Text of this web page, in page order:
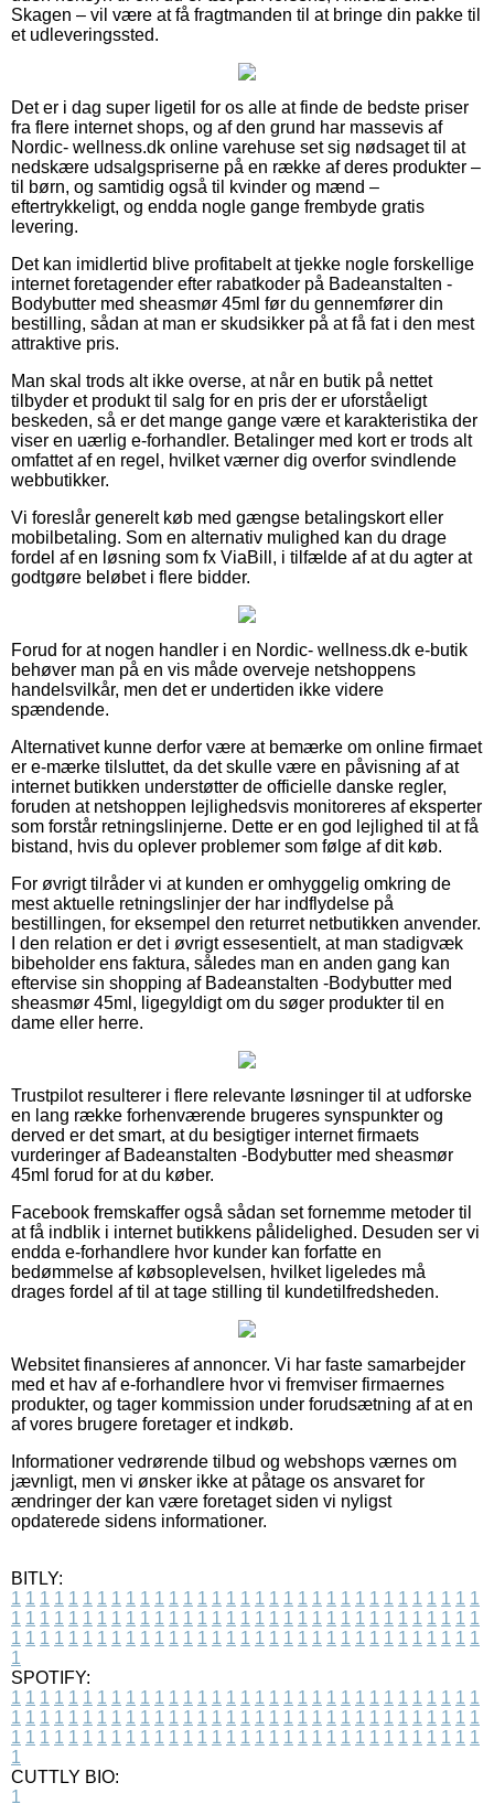
Skagen – vil være at få fragtmanden til at bringe din pakke til
et udleveringssted.
Det er i dag super ligetil for os alle at finde de bedste priser
fra flere internet shops, og af den grund har massevis af
Nordic- wellness.dk online varehuse set sig nødsaget til at
nedskære udsalgspriserne på en række af deres produkter –
til børn, og samtidig også til kvinder og mænd –
eftertrykkeligt, og endda nogle gange frembyde gratis
levering.
Det kan imidlertid blive profitabelt at tjekke nogle forskellige
internet foretagender efter rabatkoder på Badeanstalten -
Bodybutter med sheasmør 45ml før du gennemfører din
bestilling, sådan at man er skudsikker på at få fat i den mest
attraktive pris.
Man skal trods alt ikke overse, at når en butik på nettet
tilbyder et produkt til salg for en pris der er uforståeligt
beskeden, så er det mange gange være et karakteristika der
viser en uærlig e-forhandler. Betalinger med kort er trods alt
omfattet af en regel, hvilket værner dig overfor svindlende
webbutikker.
Vi foreslår generelt køb med gængse betalingskort eller
mobilbetaling. Som en alternativ mulighed kan du drage
fordel af en løsning som fx ViaBill, i tilfælde af at du agter at
godtgøre beløbet i flere bidder.
Forud for at nogen handler i en Nordic- wellness.dk e-butik
behøver man på en vis måde overveje netshoppens
handelsvilkår, men det er undertiden ikke videre
spændende.
Alternativet kunne derfor være at bemærke om online firmaet
er e-mærke tilsluttet, da det skulle være en påvisning af at
internet butikken understøtter de officielle danske regler,
foruden at netshoppen lejlighedsvis monitoreres af eksperter
som forstår retningslinjerne. Dette er en god lejlighed til at få
bistand, hvis du oplever problemer som følge af dit køb.
For øvrigt tilråder vi at kunden er omhyggelig omkring de
mest aktuelle retningslinjer der har indflydelse på
bestillingen, for eksempel den returret netbutikken anvender.
I den relation er det i øvrigt essesentielt, at man stadigvæk
bibeholder ens faktura, således man en anden gang kan
eftervise sin shopping af Badeanstalten -Bodybutter med
sheasmør 45ml, ligegyldigt om du søger produkter til en
dame eller herre.
Trustpilot resulterer i flere relevante løsninger til at udforske
en lang række forhenværende brugeres synspunkter og
derved er det smart, at du besigtiger internet firmaets
vurderinger af Badeanstalten -Bodybutter med sheasmør
45ml forud for at du køber.
Facebook fremskaffer også sådan set fornemme metoder til
at få indblik i internet butikkens pålidelighed. Desuden ser vi
endda e-forhandlere hvor kunder kan forfatte en
bedømmelse af købsoplevelsen, hvilket ligeledes må
drages fordel af til at tage stilling til kundetilfredsheden.
Websitet finansieres af annoncer. Vi har faste samarbejder
med et hav af e-forhandlere hvor vi fremviser firmaernes
produkter, og tager kommission under forudsætning af at en
af vores brugere foretager et indkøb.
Informationer vedrørende tilbud og webshops værnes om
jævnligt, men vi ønsker ikke at påtage os ansvaret for
ændringer der kan være foretaget siden vi nyligst
opdaterede sidens informationer.
BITLY:
1 1 1 1 1 1 1 1 1 1 1 1 1 1 1 1 1 1 1 1 1 1 1 1 1 1 1 1 1 1 1 1 1
1 1 1 1 1 1 1 1 1 1 1 1 1 1 1 1 1 1 1 1 1 1 1 1 1 1 1 1 1 1 1 1 1
1 1 1 1 1 1 1 1 1 1 1 1 1 1 1 1 1 1 1 1 1 1 1 1 1 1 1 1 1 1 1 1 1
1
SPOTIFY:
1 1 1 1 1 1 1 1 1 1 1 1 1 1 1 1 1 1 1 1 1 1 1 1 1 1 1 1 1 1 1 1 1
1 1 1 1 1 1 1 1 1 1 1 1 1 1 1 1 1 1 1 1 1 1 1 1 1 1 1 1 1 1 1 1 1
1 1 1 1 1 1 1 1 1 1 1 1 1 1 1 1 1 1 1 1 1 1 1 1 1 1 1 1 1 1 1 1 1
1
CUTTLY BIO:
1